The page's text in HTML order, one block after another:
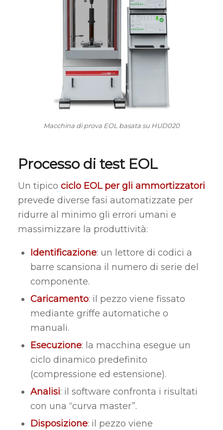
Macchina di prova EOL basata su HUD020
Processo di test EOL
Un tipico ciclo EOL per gli ammortizzatori
prevede diverse fasi automatizzate per
ridurre al minimo gli errori umani e
massimizzare la produttività:
Identificazione: un lettore di codici a
barre scansiona il numero di serie del
componente.
Caricamento: il pezzo viene fissato
mediante griffe automatiche o
manuali.
Esecuzione: la macchina esegue un
ciclo dinamico predefinito
(compressione ed estensione).
Analisi: il software confronta i risultati
con una “curva master”.
Disposizione: il pezzo viene